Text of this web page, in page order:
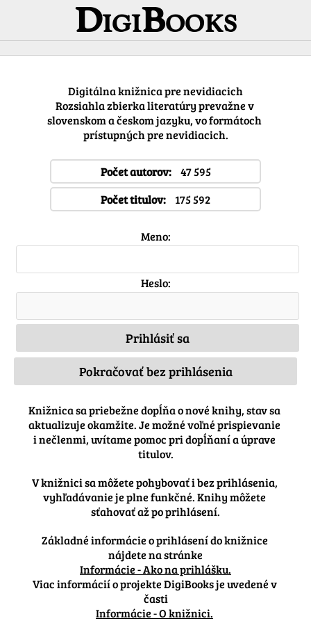
DigiBooks
Digitálna knižnica pre nevidiacich
Rozsiahla zbierka literatúry prevažne v
slovenskom a českom jazyku, vo formátoch
prístupných pre nevidiacich.
Počet autorov:
47 595
Počet titulov:
175 592
Meno:
Heslo:
Pokračovať bez prihlásenia
Knižnica sa priebežne dopĺňa o nové knihy, stav sa
aktualizuje okamžite. Je možné voľné prispievanie
i nečlenmi, uvítame pomoc pri dopĺňaní a úprave
titulov.
V knižnici sa môžete pohybovať i bez prihlásenia,
vyhľadávanie je plne funkčné. Knihy môžete
Základné informácie o prihlásení do knižnice
nájdete na stránke
Informácie - Ako na prihlášku.
Viac informácií o projekte DigiBooks je uvedené v
časti
Informácie - O knižnici.